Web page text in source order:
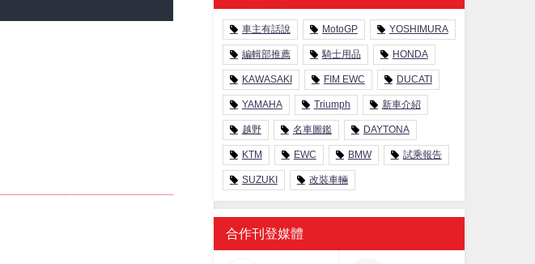
車主有話說 MotoGP YOSHIMURA
編輯部推薦 騎士用品 HONDA
KAWASAKI FIM EWC DUCATI
YAMAHA Triumph 新車介紹
越野 名車圖鑑 DAYTONA
KTM EWC BMW 試乘報告
SUZUKI 改裝車輛
合作刊登媒體